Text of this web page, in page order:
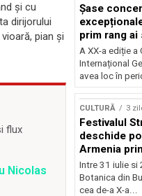
şi cu
dirijorului
pian şi
flux
Nicolas
Șase
prim rang ai
orchestrale
prestigiu, în
A XX-a ediție a
Internațional
avea loc în
CULTURĂ 3
Festivalul
deschide
Armenia
patrimoniu,
august, la
Bucuresti
Intre 31 iulie si
Botanica din
cea de-a X-a...